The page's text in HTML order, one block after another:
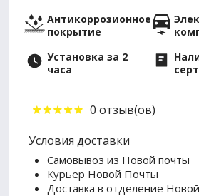
Антикоррозионное
покрытие
Установка за 2
часа
0 отзыв(ов)
Условия доставки
Самовывоз из Новой почты
Курьер Новой Почты
Доставка в отделение